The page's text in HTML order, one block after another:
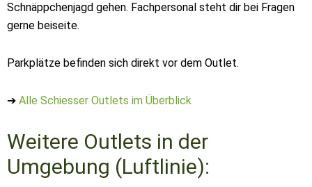
Schnäppchenjagd gehen. Fachpersonal steht dir bei Fragen
gerne beiseite.
Parkplätze befinden sich direkt vor dem Outlet.
➔ Alle Schiesser Outlets im Überblick
Weitere Outlets in der
Umgebung (Luftlinie):